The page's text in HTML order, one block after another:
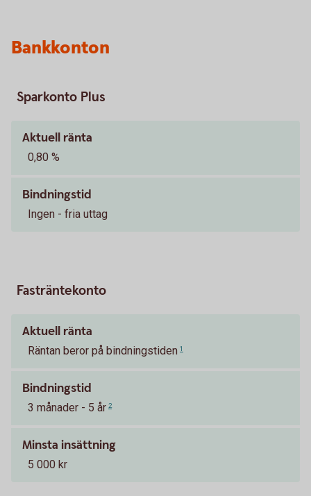
Bankkonton
Sparkonto Plus
Aktuell ränta
0,80 %
Bindningstid
Ingen - fria uttag
Fasträntekonto
Aktuell ränta
Räntan beror på bindningstiden 1
Bindningstid
3 månader - 5 år 2
Minsta insättning
5 000 kr